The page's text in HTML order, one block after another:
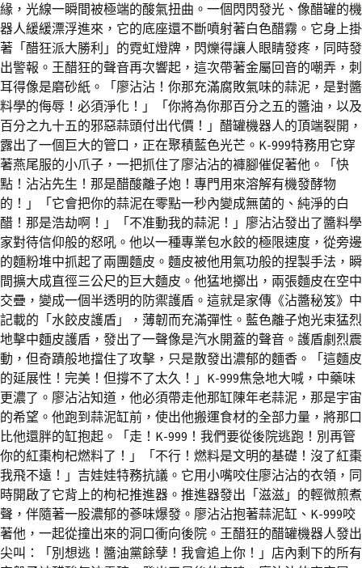
緣，光線一瞬間被極端的酸氣扭曲。一個閃閃發光、像醋罐的機
器人緩緩漂浮進來，它的底座還不斷噴射著白色醋霧。它身上掛
著「醋狂派大勝利」的霓虹燈牌，閃爍得讓人眼睛發疼，同時發
出警報。王醋狂的聲音再次響起，這次帶著金屬回音的嘲弄，刺
耳得像是磨砂紙。「廖沾沾！你那充滿腐敗氣味的蒜泥，是對醬
料學的侮辱！必須淨化！」「你將為你那百分之五的醬油，以及
百分之九十五的邪惡蒜頭付出代價！」醋罐機器人的頂端裂開，
露出了一個巨大的管口，正在聚積藍色光芒。K-999特務用它穿
著燕尾服的小爪子，一把抓住了廖沾沾的褲腳催促著他。「快
點！沾沾先生！那是醋酸離子炮！專門用來溶解有機發酵物
的！」「它會把你的蒜泥在零點一秒內變成無菌的、純淨的白
醋！那是浩劫啊！」「不准動我的蒜泥！」廖沾沾發出了醬料學
家對待信仰般的怒吼。他以一種專業包水餃的極限速度，從旁邊
的麵粉堆中抓起了兩團麵皮。麵皮被他用氣功般的捏製手法，瞬
間擴大成直徑三公尺的巨大麵皮。他猛地擲出，兩張麵皮在空中
交疊，變成一個半透明的防禦護盾。這就是家傳《沾醬秘笈》中
記載的「水餃皮護盾」，薄韌而充滿彈性。藍色離子炮光束猛烈
地擊中麵皮護盾，發出了一聲像是汽水開蓋的聲音。護盾劇烈震
動，但奇蹟般地擋住了攻擊，只是散發出濃郁的麵香。「這麵皮
的延展性！完美！但撐不了太久！」K-999焦急地大喊，中藥味
更濃了。廖沾沾知道，他必須帶走他那缸陳年老蒜泥，那是宇宙
的希望。他跑到蒜泥缸前，使出他搬運食材的全部力量，將那口
比他還胖的缸抱起。「走！K-999！我們要從後院逃跑！別再管
你的紅棗枸杞燃料了！」「不行！燃料是文明的基礎！沒了紅棗
我飛不遠！」吉娃娃特務抗議。它用小嘴咬住廖沾沾的衣領，同
時開啟了它背上的枸杞推進器。推進器發出「滋滋」的輕微煎煮
聲，伴隨著一股濃郁的蔘味爆發。廖沾沾抱著蒜泥缸、K-999咬
著他，一起從撞出來的洞口衝向後院。王醋狂的醋罐機器人發出
尖叫：「別想逃！醬油黨餘孽！我會追上你！」店內剩下的所有